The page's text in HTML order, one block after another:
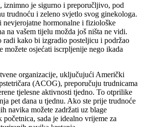
iznimno je sigurno i preporučljivo, pod
trudnoću i zeleno svjetlo svog ginekologa.
nevjerojatne hormonalne i fiziološke
na vašem tijelu možda još ništa ne vidi.
radi kako bi izgradio posteljicu i podržao
možete osjećati iscrpljenije nego ikada
organizacije, uključujući Američki
(ACOG), preporučuju trudnicama
tjelesne aktivnosti tjedno. To otprilike
pet dana u tjednu. Ako ste prije trudnoće
navika možete zadržati uz blage
sada je idealno vrijeme za